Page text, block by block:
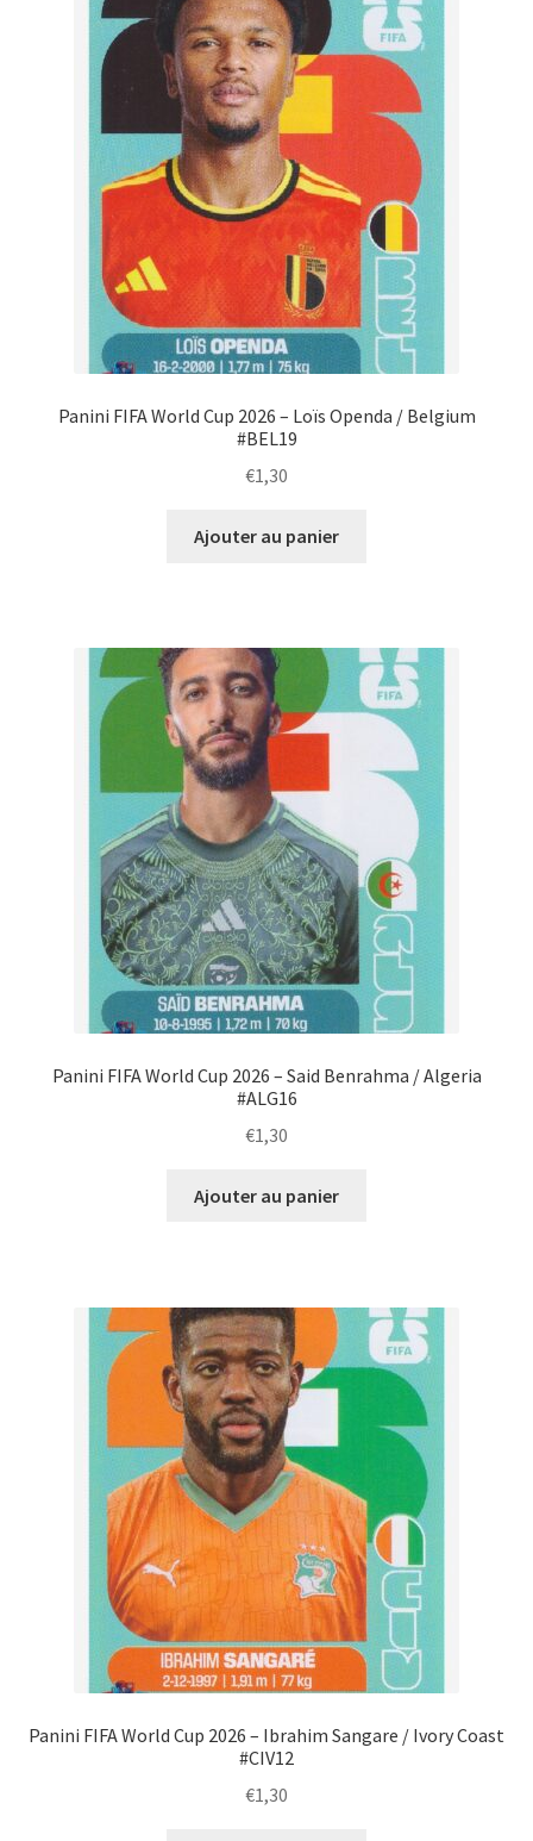
Panini FIFA World Cup 2026 – Loïs Openda / Belgium
#BEL19
€1,30
Ajouter au panier
Panini FIFA World Cup 2026 – Said Benrahma / Algeria
#ALG16
€1,30
Ajouter au panier
Panini FIFA World Cup 2026 – Ibrahim Sangare / Ivory Coast
#CIV12
€1,30